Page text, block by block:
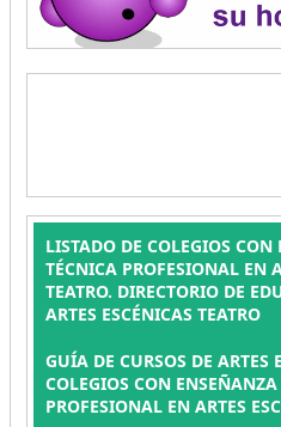
LISTADO DE COLEGIOS
TÉCNICA PROFESIONAL EN
TEATRO. DIRECTORIO DE
ARTES ESCÉNICAS TEATRO
GUÍA DE CURSOS DE ARTES
COLEGIOS CON
PROFESIONAL EN ARTES